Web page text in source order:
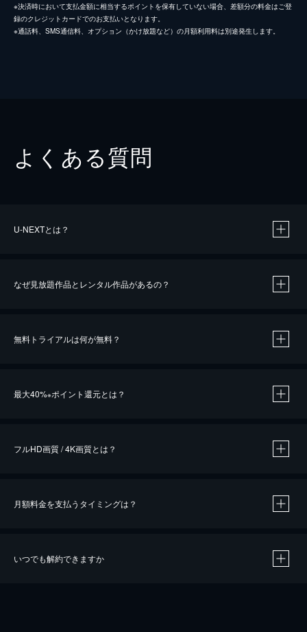
※決済時において支払金額に相当するポイントを保有していない場合、差額分の料金はご登
録のクレジットカードでのお支払いとなります。
※通話料、SMS通信料、オプション（かけ放題など）の月額利用料は別途発生します。
よくある質問
U-NEXTとは？
なぜ見放題作品とレンタル作品があるの？
無料トライアルは何が無料？
最大40%※ポイント還元とは？
※40％ポイント還元の対象は、クレジットカード決済による作品の購入 / レンタルです。
iOSアプリのUコイン決済による作品の購入 / レンタルは、20％のポイント還元です。
フルHD画質 / 4K画質とは？
月額料金を支払うタイミングは？
いつでも解約できますか